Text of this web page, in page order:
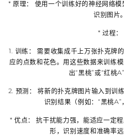
* 原理：
使用一个训练好的神经网络
识别图片。
*过程：
1. 训练：
需要收集成千上万张扑克牌
应的点数和花色。用这些数据来训练
出“黑桃”或“红桃
2. 预测：
将新的扑克牌图片输入到训
识别结果（例如：“黑桃A”
* 优点：
抗干扰能力强，能适应一定
形，识别速度和准确率远